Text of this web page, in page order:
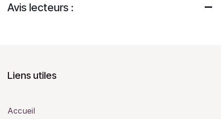
Avis lecteurs :
Liens utiles
Accueil